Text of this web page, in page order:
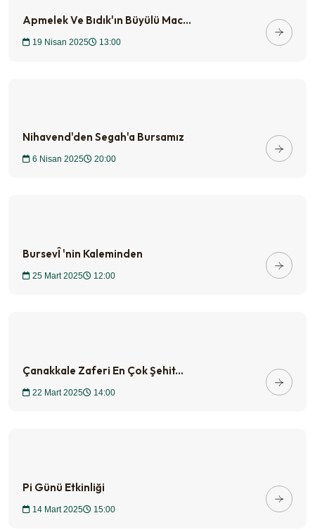
Apmelek Ve Bıdık'ın Büyülü Mac...
19 Nisan 2025 13:00
Nihavend'den Segah'a Bursamız
6 Nisan 2025 20:00
BursevÎ 'nin Kaleminden
25 Mart 2025 12:00
Çanakkale Zaferi En Çok Şehit...
22 Mart 2025 14:00
Pi Günü Etkinliği
14 Mart 2025 15:00